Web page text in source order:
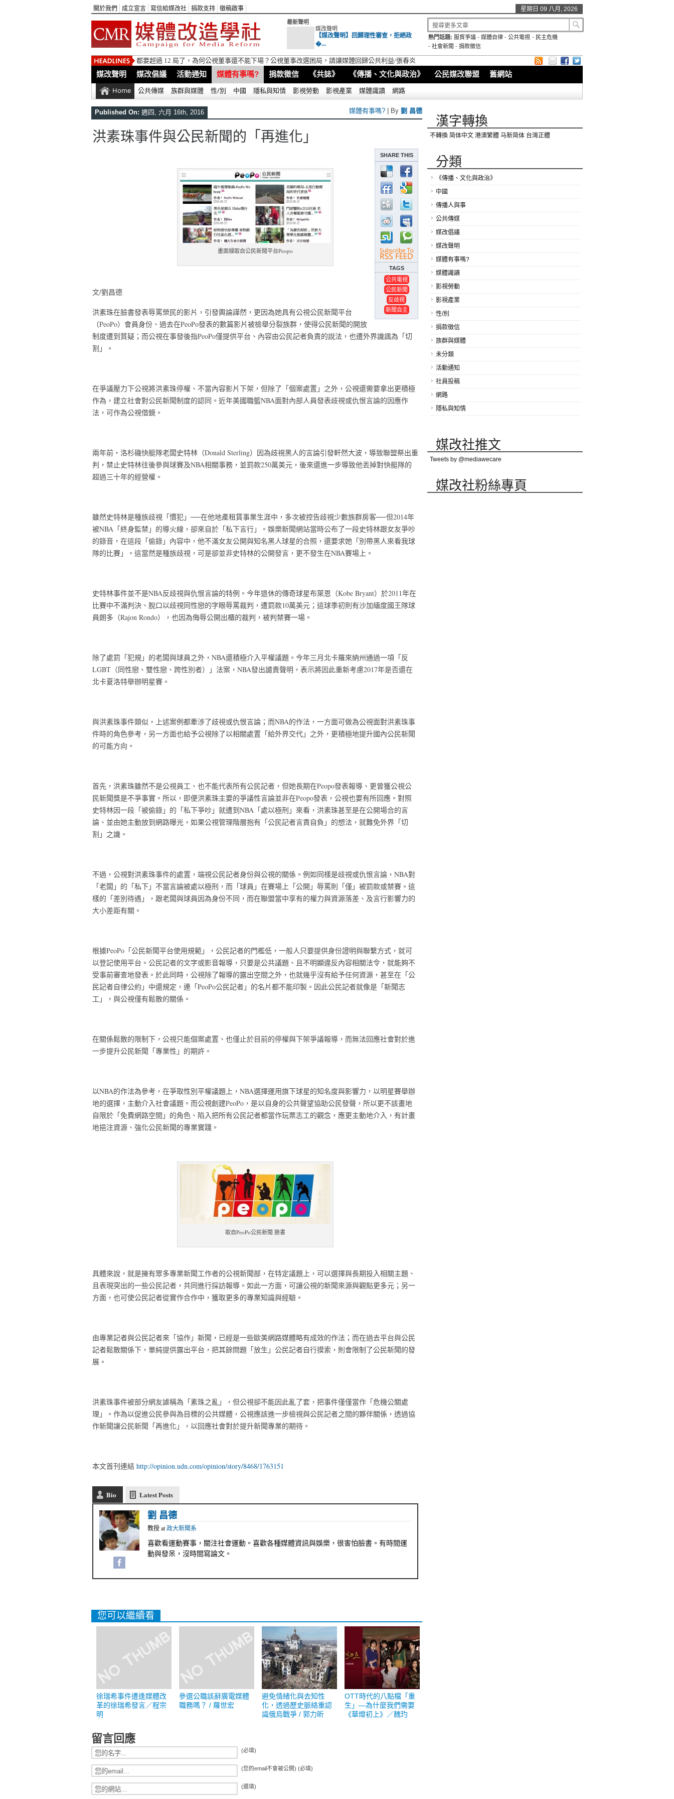
關於我們 成立宣言 寫信給媒改社 捐款支持 徵稿啟事 星期日 09 八月, 2026
最新聲明
媒改聲明
【媒改聲明】回歸理性審查，拒絕政
�...
熱門話題: 服貿爭議 -媒體自律 -公共電視 - 民主危機
- 社會新聞 - 捐款徵信
都要超過 12 局了，為何公視董事還不能下場？公視董事改選困局，請讓媒體回歸公共利益/張春炎
媒改聲明 媒改倡議 活動通知 媒體有事嗎? 捐款徵信 《共誌》 《傳播、文化與政治》 公民媒改聯盟 舊網站
Home 公共傳媒 族群與媒體 性/別 中國 隱私與知情 影視勞動 影視產業 媒體識讀 網路
Published On: 週四, 六月 16th, 2016 媒體有事嗎? | By 劉 昌德
洪素珠事件與公民新聞的「再進化」
SHARE THIS
TAGS
公共電視
公民新聞
反歧視
新聞自主
畫面擷取自公民新聞平台Peopo
文/劉昌德
洪素珠在臉書發表辱罵榮民的影片，引發輿論譁然，更因為她具有公視公民新聞平台
（PeoPo）會員身份、過去在PeoPo發表的數篇影片被檢舉分裂族群，使得公民新聞的開放
制度遭到質疑；而公視在事發後指PeoPo僅提供平台、內容由公民記者負責的說法，也遭外界譏諷為「切
割」。
在爭議壓力下公視將洪素珠停權、不當內容影片下架，但除了「個案處置」之外，公視還需要拿出更積極
作為，建立社會對公民新聞制度的認同。近年美國職籃NBA面對內部人員發表歧視或仇恨言論的因應作
法，可作為公視借鏡。
兩年前，洛杉磯快艇隊老闆史特林（Donald Sterling）因為歧視黑人的言論引發軒然大波，導致聯盟祭出重
判，禁止史特林往後參與球賽及NBA相關事務，並罰款250萬美元，後來還進一步導致他丟掉對快艇隊的
超過三十年的經營權。
雖然史特林是種族歧視「慣犯」──在他地產租賃事業生涯中，多次被控告歧視少數族群房客──但2014年
被NBA「終身監禁」的導火線，卻來自於「私下言行」。娛樂新聞網站當時公布了一段史特林跟女友爭吵
的錄音，在這段「偷錄」內容中，他不滿女友公開與知名黑人球星的合照，還要求她「別帶黑人來看我球
隊的比賽」。這當然是種族歧視，可是卻並非史特林的公開發言，更不發生在NBA賽場上。
史特林事件並不是NBA反歧視與仇恨言論的特例。今年退休的傳奇球星布萊恩（Kobe Bryant）於2011年在
比賽中不滿判決、脫口以歧視同性戀的字眼辱罵裁判，遭罰款10萬美元；這球季初則有沙加緬度國王隊球
員朗多（Rajon Rondo），也因為侮辱公開出櫃的裁判，被判禁賽一場。
除了處罰「犯規」的老闆與球員之外，NBA還積極介入平權議題。今年三月北卡羅來納州通過一項「反
LGBT（同性戀、雙性戀、跨性別者）」法案，NBA發出譴責聲明，表示將因此重新考慮2017年是否還在
北卡夏洛特舉辦明星賽。
與洪素珠事件類似，上述案例都牽涉了歧視或仇恨言論；而NBA的作法，一方面可做為公視面對洪素珠事
件時的角色參考，另一方面也給予公視除了以相關處置「給外界交代」之外，更積極地提升國內公民新聞
的可能方向。
首先，洪素珠雖然不是公視員工、也不能代表所有公民記者，但她長期在Peopo發表報導、更曾獲公視公
民新聞獎是不爭事實。所以，即便洪素珠主要的爭議性言論並非在Peopo發表，公視也要有所回應。對照
史特林因一段「被偷錄」的「私下爭吵」就遭到NBA「處以極刑」來看，洪素珠甚至是在公開場合的言
論、並由她主動放到網路曝光，如果公視管理階層抱有「公民記者言責自負」的想法，就難免外界「切
割」之譏。
不過，公視對洪素珠事件的處置，端視公民記者身份與公視的關係。例如同樣是歧視或仇恨言論，NBA對
「老闆」的「私下」不當言論被處以極刑，而「球員」在賽場上「公開」辱罵則「僅」被罰款或禁賽。這
樣的「差別待遇」，跟老闆與球員因為身份不同，而在聯盟當中享有的權力與資源落差、及言行影響力的
大小差距有關。
根據PeoPo「公民新聞平台使用規範」，公民記者的門檻低，一般人只要提供身份證明與聯繫方式，就可
以登記使用平台。公民記者的文字或影音報導，只要是公共議題、且不明顯違反內容相關法令，就能夠不
受事前審查地發表。於此同時，公視除了報導的露出空間之外，也就幾乎沒有給予任何資源，甚至在「公
民記者自律公約」中還規定，連「PeoPo公民記者」的名片都不能印製。因此公民記者就像是「新聞志
工」，與公視僅有鬆散的關係。
在關係鬆散的限制下，公視只能個案處置、也僅止於目前的停權與下架爭議報導，而無法回應社會對於進
一步提升公民新聞「專業性」的期許。
以NBA的作法為參考，在爭取性別平權議題上，NBA選擇運用旗下球星的知名度與影響力，以明星賽舉辦
地的選擇，主動介入社會議題。而公視創建PeoPo，是以自身的公共聲望協助公民發聲，所以更不該畫地
自限於「免費網路空間」的角色、陷入把所有公民記者都當作玩票志工的觀念，應更主動地介入，有計畫
地挹注資源、強化公民新聞的專業實踐。
取自PeoPo公民新聞 臉書
具體來說，就是擁有眾多專業新聞工作者的公視新聞部，在特定議題上，可以選擇與長期投入相關主題、
且表現突出的一些公民記者，共同進行採訪報導。如此一方面，可讓公視的新聞來源與觀點更多元；另一
方面，也可使公民記者從實作合作中，獲取更多的專業知識與經驗。
由專業記者與公民記者來「協作」新聞，已經是一些歐美網路媒體略有成效的作法；而在過去平台與公民
記者鬆散關係下，單純提供露出平台，把其餘問題「放生」公民記者自行摸索，則會限制了公民新聞的發
展。
洪素珠事件被部分網友謔稱為「素珠之亂」，但公視卻不能因此亂了套，把事件僅僅當作「危機公關處
理」。作為以促進公民參與為目標的公共媒體，公視應該進一步檢視與公民記者之間的夥伴關係，透過協
作新聞讓公民新聞「再進化」，以回應社會對於提升新聞專業的期待。
本文首刊連結 http://opinion.udn.com/opinion/story/8468/1763151
Bio Latest Posts
劉 昌德
教授at政大新聞系
喜歡看運動賽事，關注社會運動。喜歡各種媒體資訊與娛樂，很害怕臉書。有時間運
動與發呆，沒時間寫論文。
您可以繼續看
徐瑞希事件遭逢媒體改
革的徐瑞希發言／程宗
明
參選公職該辭廣電媒體
職務嗎？ / 羅世宏
避免情緒化與去知性
化，透過歷史脈絡重認
識俄烏戰爭 / 郭力昕
OTT時代的八點檔「重
生」—為什麼我們需要
《華燈初上》／魏玓
留言回應
(必填)
(您的email不會被公開) (必填)
(選填)
漢字轉換
不轉換 简体中文 港澳繁體 马新简体 台灣正體
分類
《傳播、文化與政治》
中國
傳播人與事
公共傳媒
媒改倡議
媒改聲明
媒體有事嗎?
媒體識讀
影視勞動
影視產業
性/別
捐款徵信
族群與媒體
未分類
活動通知
社員投稿
網路
隱私與知情
媒改社推文
Tweets by @mediawecare
媒改社粉絲專頁